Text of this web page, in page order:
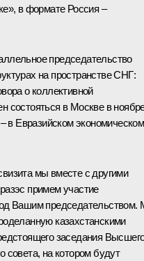
в формате Россия –
председательство
на пространстве СНГ:
о коллективной
состояться в Москве в
в Евразийском экономическом
мы вместе с другими
примем участие
Вашим
казахстанскими
заседания
совета, на котором будут